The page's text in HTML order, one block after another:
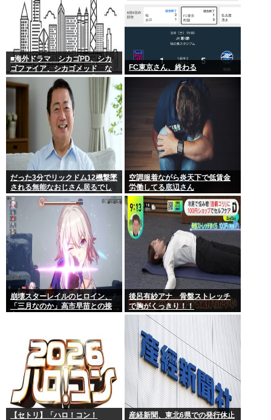
■海外ドラマ シカゴPD、シカ
ゴファイア、シカゴメッド な
ぜあの人は、あそこまで背負う
のか
FC東京さん、終わる
だった3分でリックドム12機撃墜
される無能なおじさん居るでし
ょ
空調服着ながら炎天下で低賃金
労働してる底辺さん
崩壊スターレイルのヒロイン、
「三月なのか」高市早苗との接
後呂有紗アナ 骨盤ストレッチ
で胸がくっきり！！
【セトリ】「ハロ！コン！
産経新聞、東北6県での発行休止